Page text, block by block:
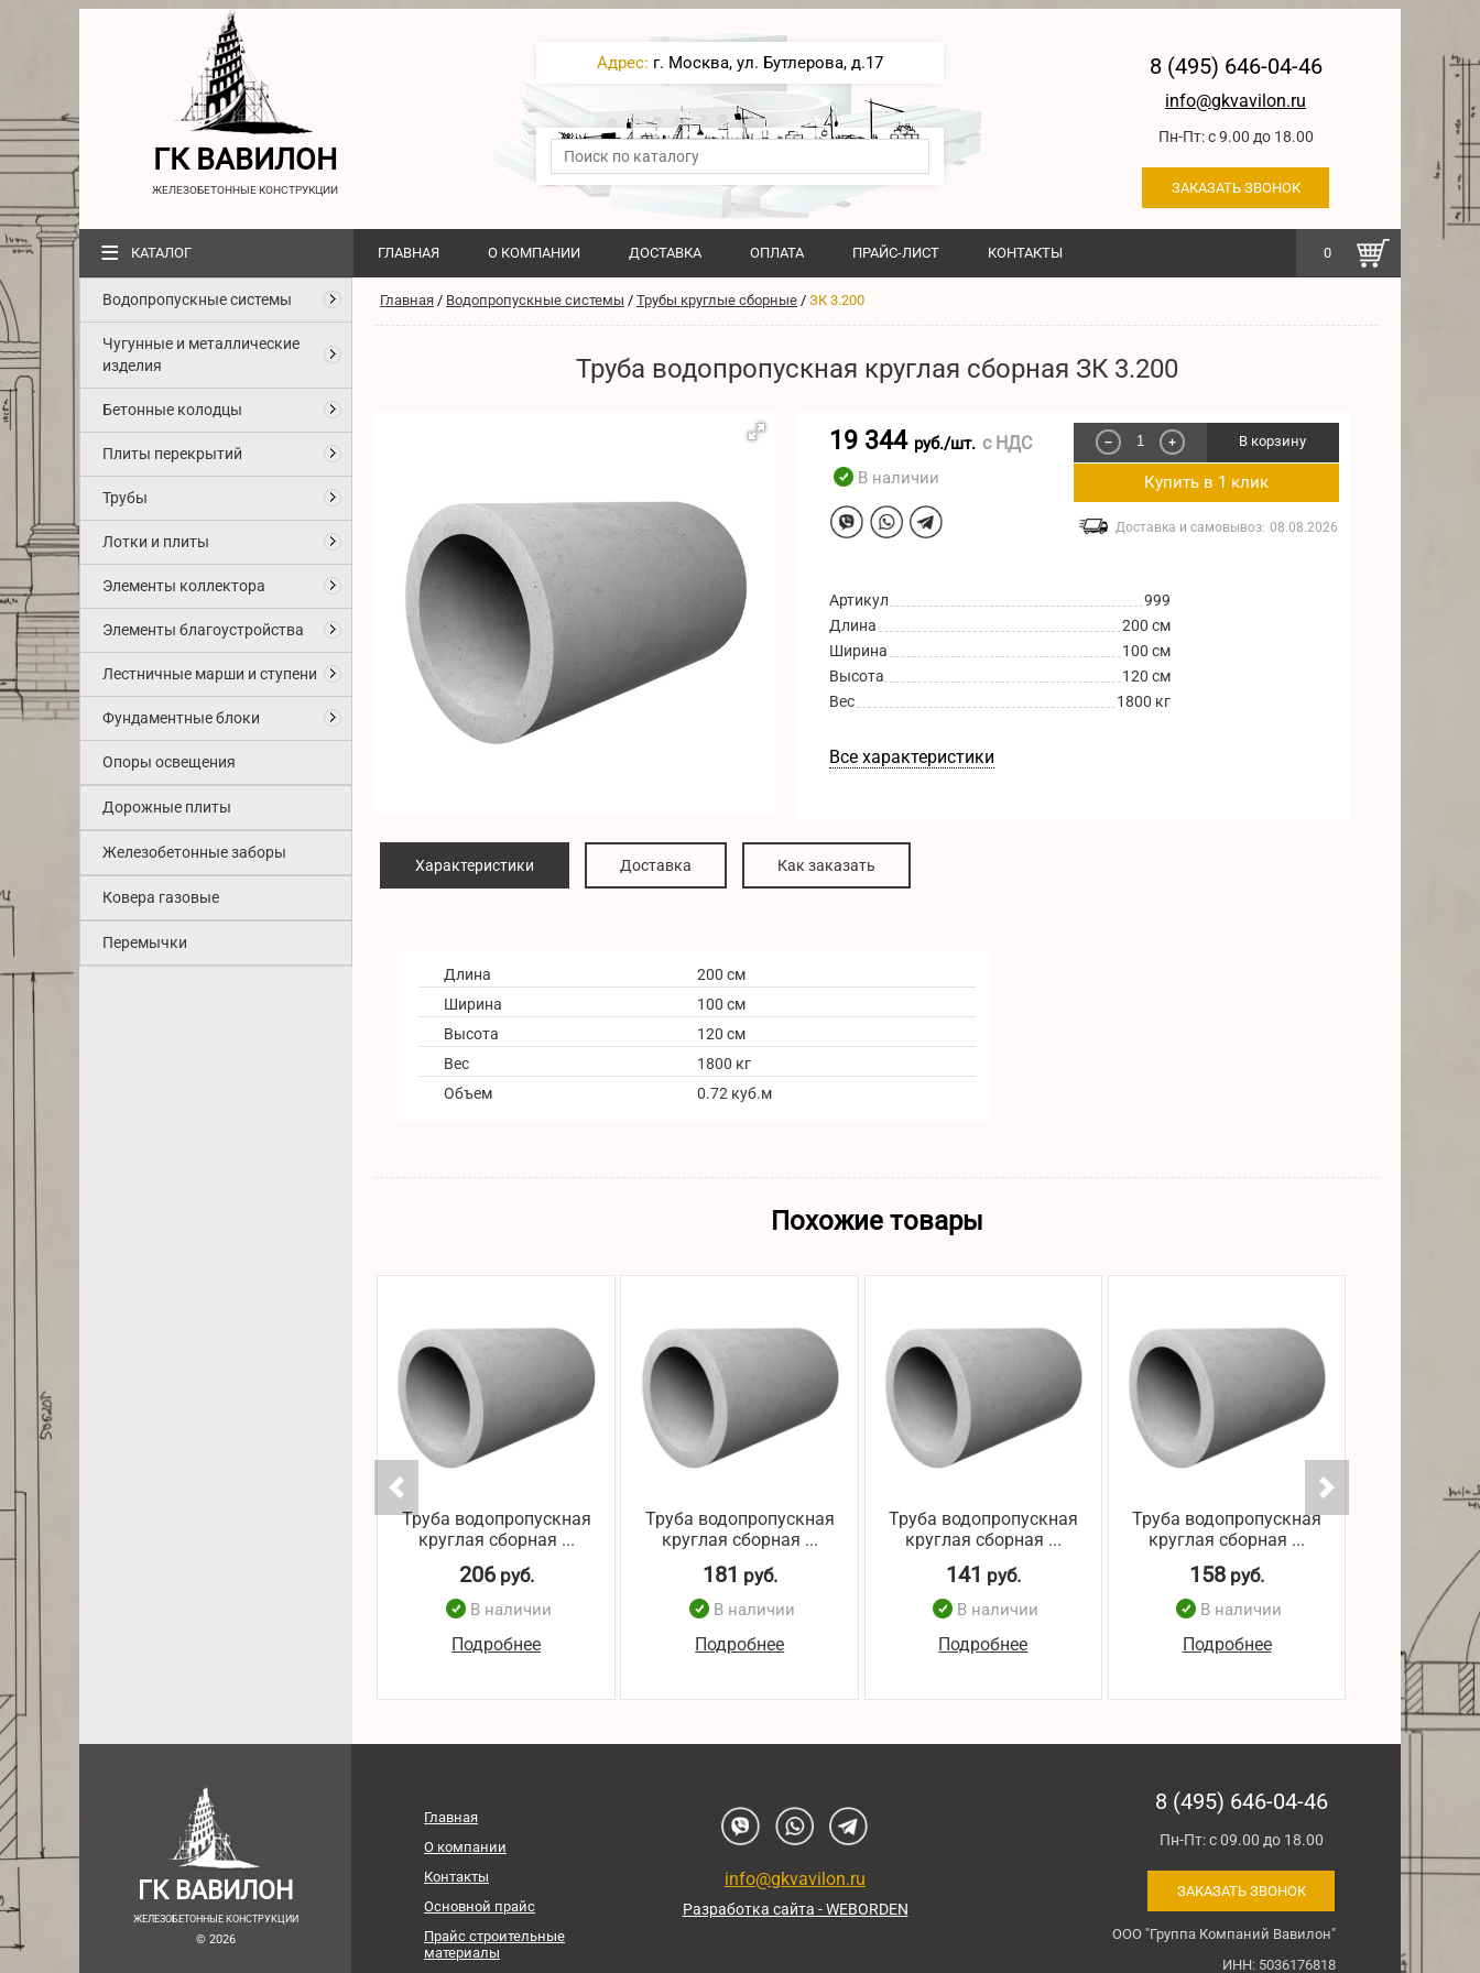
ГК ВАВИЛОН
ЖЕЛЕЗОБЕТОННЫЕ КОНСТРУКЦИИ
Адрес: г. Москва, ул. Бутлерова, д.17 8 (495) 646-04-46
info@gkvavilon.ru
Пн-Пт: с 9.00 до 18.00
ЗАКАЗАТЬ ЗВОНОК
0
≡ КАТАЛОГ ГЛАВНАЯ О КОМПАНИИ ДОСТАВКА ОПЛАТА ПРАЙС-ЛИСТ КОНТАКТЫ
Водопропускные системы
Чугунные и металлические
изделия
Бетонные колодцы
Плиты перекрытий
Трубы
Лотки и плиты
Элементы коллектора
Элементы благоустройства
Лестничные марши и ступени
Фундаментные блоки
Опоры освещения
Дорожные плиты
Железобетонные заборы
Ковера газовые
Перемычки
Главная / Водопропускные системы / Трубы круглые сборные / ЗК 3.200
Труба водопропускная круглая сборная ЗК 3.200
19 344 руб./шт. с НДС
В наличии
− + В корзину
Купить в 1 клик
Доставка и самовывоз: 08.08.2026
Артикул
999
Длина
200 см
Ширина
100 см
Высота
120 см
Вес
1800 кг
Все характеристики
Характеристики Доставка Как заказать
Длина
200 см
Ширина
100 см
Высота
120 см
Вес
1800 кг
Объем
0.72 куб.м
Похожие товары
Труба водопропускная
круглая сборная ...
206руб.
В наличии
Подробнее
Труба водопропускная
круглая сборная ...
181 руб.
В наличии
Подробнее
Труба водопропускная
круглая сборная ...
141 руб.
В наличии
Подробнее
Труба водопропускная
круглая сборная ...
158 руб.
В наличии
Подробнее
129
В
ГК ВАВИЛОН
ЖЕЛЕЗОБЕТОННЫЕ КОНСТРУКЦИИ
© 2026
Главная
О компании
Контакты
Основной прайс
Прайс строительные
материалы
info@gkvavilon.ru
Разработка сайта - WEBORDEN
8 (495) 646-04-46
Пн-Пт: с 09.00 до 18.00
ЗАКАЗАТЬ ЗВОНОК
ООО "Группа Компаний Вавилон"
ИНН: 5036176818